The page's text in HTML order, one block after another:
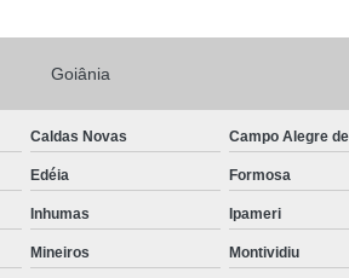
Goiânia
Caldas Novas Campo Alegre
Edéia Formosa
Inhumas Ipameri
Mineiros Montividiu